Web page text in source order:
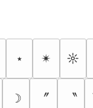
⋆ ✴︎ ☼
☽ 〞 〝